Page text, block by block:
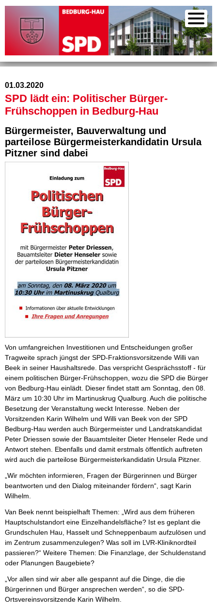
01.03.2020
SPD lädt ein: Politischer Bürger-
Frühschoppen in Bedburg-Hau
Bürgermeister, Bauverwaltung und
parteilose Bürgermeisterkandidatin Ursula
Pitzner sind dabei
Von umfangreichen Investitionen und Entscheidungen großer
Tragweite sprach jüngst der SPD-Fraktionsvorsitzende Willi van
Beek in seiner Haushaltsrede. Das verspricht Gesprächsstoff - für
einem politischen Bürger-Frühschoppen, wozu die SPD die Bürger
von Bedburg-Hau einlädt. Dieser findet statt am Sonntag, den 08.
März um 10:30 Uhr im Martinuskrug Qualburg. Auch die politische
Besetzung der Veranstaltung weckt Interesse. Neben der
Vorsitzenden Karin Wilhelm und Willi van Beek von der SPD
Bedburg-Hau werden auch Bürgermeister und Landratskandidat
Peter Driessen sowie der Bauamtsleiter Dieter Henseler Rede und
Antwort stehen. Ebenfalls und damit erstmals öffentlich auftreten
wird auch die parteilose Bürgermeisterkandidatin Ursula Pitzner.
„Wir möchten informieren, Fragen der Bürgerinnen und Bürger
beantworten und den Dialog miteinander fördern“, sagt Karin
Wilhelm.
Van Beek nennt beispielhaft Themen: „Wird aus dem früheren
Hauptschulstandort eine Einzelhandelsfläche? Ist es geplant die
Grundschulen Hau, Hasselt und Schneppenbaum aufzulösen und
im Zentrum zusammenzulegen? Was soll im LVR-Kliniknordteil
passieren?“ Weitere Themen: Die Finanzlage, der Schuldenstand
oder Planungen Baugebiete?
„Vor allen sind wir aber alle gespannt auf die Dinge, die die
Bürgerinnen und Bürger ansprechen werden“, so die SPD-
Ortsvereinsvorsitzende Karin Wilhelm.